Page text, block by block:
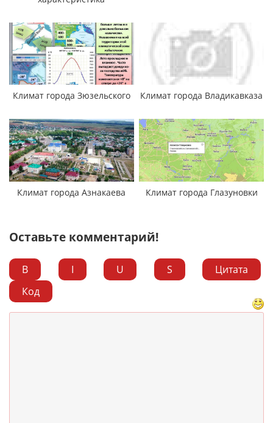
Климат города Зюзельского Климат города Владикавказа
Климат города Азнакаева Климат города Глазуновки
Оставьте комментарий!
B I U S
Цитата
Код